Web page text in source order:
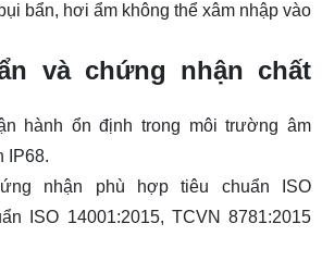
bẩn, hơi ẩm không thể xâm nhập vào
và chứng nhận chất
hành ổn định trong môi trường âm
IP68.
nhận phù hợp tiêu chuẩn ISO
ISO 14001:2015, TCVN 8781:2015